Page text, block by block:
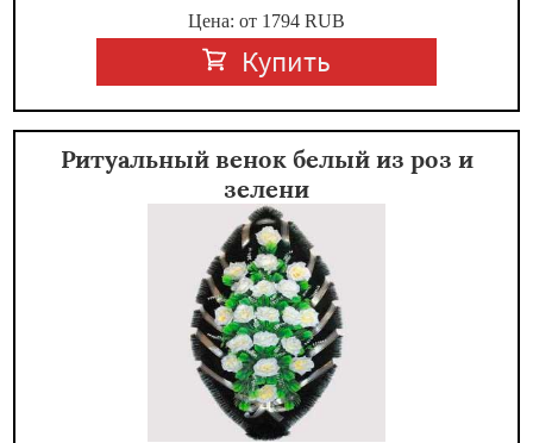
Цена: от 1794 RUB
Купить
Ритуальный венок белый из роз и
зелени